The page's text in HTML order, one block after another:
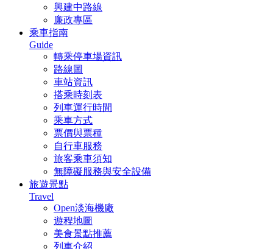
興建中路線
廉政專區
乘車指南
Guide
轉乘停車場資訊
路線圖
車站資訊
搭乘時刻表
列車運行時間
乘車方式
票價與票種
自行車服務
旅客乘車須知
無障礙服務與安全設備
旅遊景點
Travel
Open淡海機廠
遊程地圖
美食景點推薦
列車介紹